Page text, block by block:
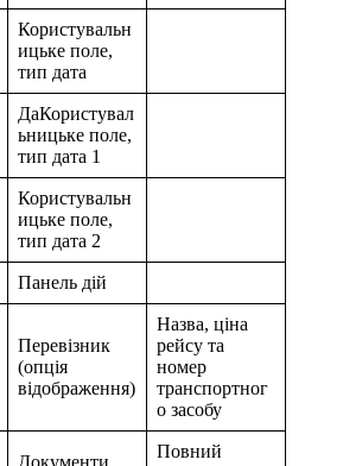
Користувальн
ицьке поле,
тип дата
ДаКористувал
ьницьке поле,
тип дата 1
Користувальн
ицьке поле,
тип дата 2
Панель дій
Перевізник
(опція
відображення)
Назва, ціна
рейсу та
номер
транспортног
о засобу
Повний